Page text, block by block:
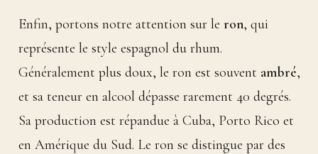
Enfin, portons notre attention sur le ron, qui
représente le style espagnol du rhum.
Généralement plus doux, le ron est souvent ambré,
et sa teneur en alcool dépasse rarement 40 degrés.
Sa production est répandue à Cuba, Porto Rico et
en Amérique du Sud. Le ron se distingue par des